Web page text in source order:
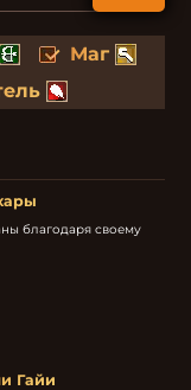
Маг
благодаря своему
Гайи